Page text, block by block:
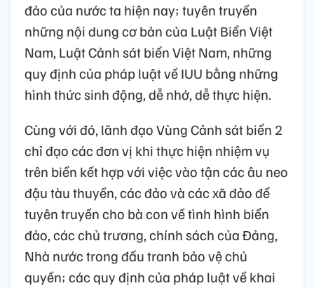
đảo của nước ta hiện nay; tuyên truyền
những nội dung cơ bản của Luật Biển Việt
Nam, Luật Cảnh sát biển Việt Nam, những
quy định của pháp luật về IUU bằng những
hình thức sinh động, dễ nhớ, dễ thực hiện.
Cùng với đó, lãnh đạo Vùng Cảnh sát biển 2
chỉ đạo các đơn vị khi thực hiện nhiệm vụ
trên biển kết hợp với việc vào tận các âu neo
đậu tàu thuyền, các đảo và các xã đảo để
tuyên truyền cho bà con về tình hình biển
đảo, các chủ trương, chính sách của Đảng,
Nhà nước trong đấu tranh bảo vệ chủ
quyền; các quy định của pháp luật về khai